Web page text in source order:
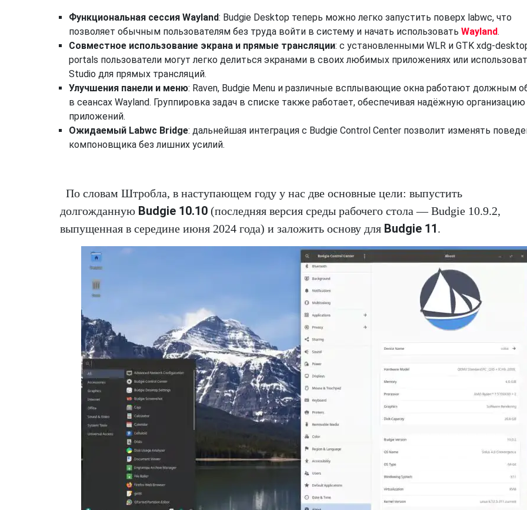
Функциональная сессия Wayland: Budgie Desktop теперь можно легко запустить поверх labwc, что
позволяет обычным пользователям без труда войти в систему и начать использовать Wayland.
Совместное использование экрана и прямые трансляции: с установленными WLR и GTK xdg-
portals пользователи могут легко делиться экранами в своих любимых приложениях или
Studio для прямых трансляций.
Улучшения панели и меню: Raven, Budgie Menu и различные всплывающие окна работают должным
в сеансах Wayland. Группировка задач в списке также работает, обеспечивая надёжную организацию
приложений.
Ожидаемый Labwc Bridge: дальнейшая интеграция с Budgie Control Center позволит изменять
компоновщика без лишних усилий.
По словам Штробла, в наступающем году у нас две основные цели: выпустить
долгожданную Budgie 10.10 (последняя версия среды рабочего стола — Budgie 10.9.2,
выпущенная в середине июня 2024 года) и заложить основу для Budgie 11.